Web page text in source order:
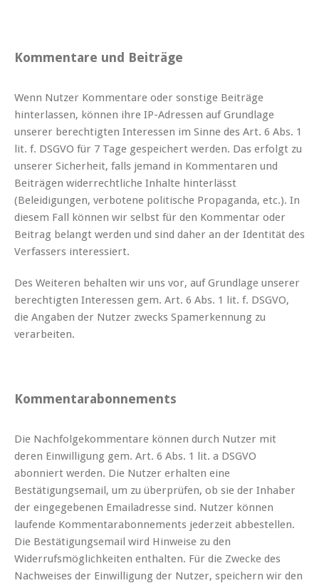
Kommentare und Beiträge
Wenn Nutzer Kommentare oder sonstige Beiträge
hinterlassen, können ihre IP-Adressen auf Grundlage
unserer berechtigten Interessen im Sinne des Art. 6 Abs. 1
lit. f. DSGVO für 7 Tage gespeichert werden. Das erfolgt zu
unserer Sicherheit, falls jemand in Kommentaren und
Beiträgen widerrechtliche Inhalte hinterlässt
(Beleidigungen, verbotene politische Propaganda, etc.). In
diesem Fall können wir selbst für den Kommentar oder
Beitrag belangt werden und sind daher an der Identität des
Verfassers interessiert.
Des Weiteren behalten wir uns vor, auf Grundlage unserer
berechtigten Interessen gem. Art. 6 Abs. 1 lit. f. DSGVO,
die Angaben der Nutzer zwecks Spamerkennung zu
verarbeiten.
Kommentarabonnements
Die Nachfolgekommentare können durch Nutzer mit
deren Einwilligung gem. Art. 6 Abs. 1 lit. a DSGVO
abonniert werden. Die Nutzer erhalten eine
Bestätigungsemail, um zu überprüfen, ob sie der Inhaber
der eingegebenen Emailadresse sind. Nutzer können
laufende Kommentarabonnements jederzeit abbestellen.
Die Bestätigungsemail wird Hinweise zu den
Widerrufsmöglichkeiten enthalten. Für die Zwecke des
Nachweises der Einwilligung der Nutzer, speichern wir den